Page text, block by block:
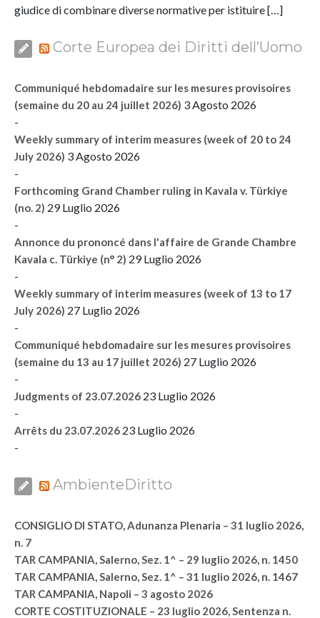
giudice di combinare diverse normative per istituire […]
Corte Europea dei Diritti dell’Uomo
Communiqué hebdomadaire sur les mesures provisoires
(semaine du 20 au 24 juillet 2026) 3 Agosto 2026
-
Weekly summary of interim measures (week of 20 to 24
July 2026) 3 Agosto 2026
-
Forthcoming Grand Chamber ruling in Kavala v. Türkiye
(no. 2) 29 Luglio 2026
-
Annonce du prononcé dans l'affaire de Grande Chambre
Kavala c. Türkiye (n° 2) 29 Luglio 2026
-
Weekly summary of interim measures (week of 13 to 17
July 2026) 27 Luglio 2026
-
Communiqué hebdomadaire sur les mesures provisoires
(semaine du 13 au 17 juillet 2026) 27 Luglio 2026
-
Judgments of 23.07.2026 23 Luglio 2026
-
Arrêts du 23.07.2026 23 Luglio 2026
-
AmbienteDiritto
CONSIGLIO DI STATO, Adunanza Plenaria – 31 luglio 2026,
n. 7
TAR CAMPANIA, Salerno, Sez. 1^ – 29 luglio 2026, n. 1450
TAR CAMPANIA, Salerno, Sez. 1^ – 31 luglio 2026, n. 1467
TAR CAMPANIA, Napoli – 3 agosto 2026
CORTE COSTITUZIONALE – 23 luglio 2026, Sentenza n.